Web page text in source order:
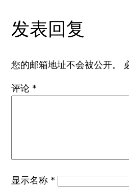
发表回复
您的邮箱地址不会被公开。
评论 *
显示名称 *